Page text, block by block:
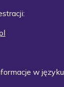
w języku